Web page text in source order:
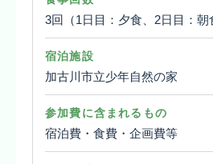
3回（1日目：夕食、2日目：朝
宿泊施設
加古川市立少年自然の家
参加費に含まれるもの
宿泊費・食費・企画費等